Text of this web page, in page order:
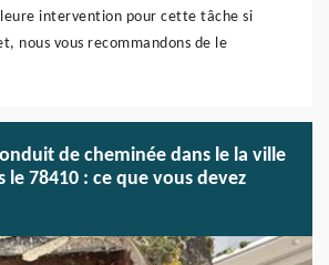
intervention pour cette tâche si
nous vous recommandons de le
de cheminée dans le la ville
le 78410 : ce que vous devez